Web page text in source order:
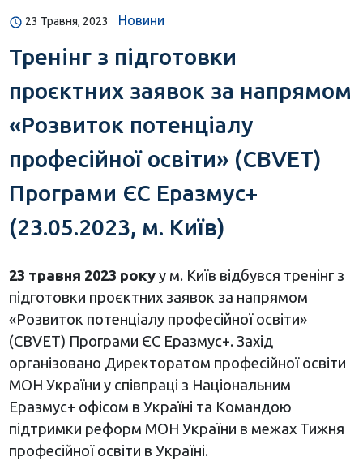
23 Травня, 2023 Новини
Тренінг з підготовки
проєктних заявок за напрямом
«Розвиток потенціалу
професійної освіти» (CBVET)
Програми ЄС Еразмус+
(23.05.2023, м. Київ)
23 травня 2023 рокуу м. Київ відбувся тренінг з
підготовки проєктних заявок за напрямом
«Розвиток потенціалу професійної освіти»
(CBVET) Програми ЄС Еразмус+. Захід
організовано Директоратом професійної освіти
МОН України у співпраці з Національним
Еразмус+ офісом в Україні та Командою
підтримки реформ МОН України в межах Тижня
професійної освіти в Україні.